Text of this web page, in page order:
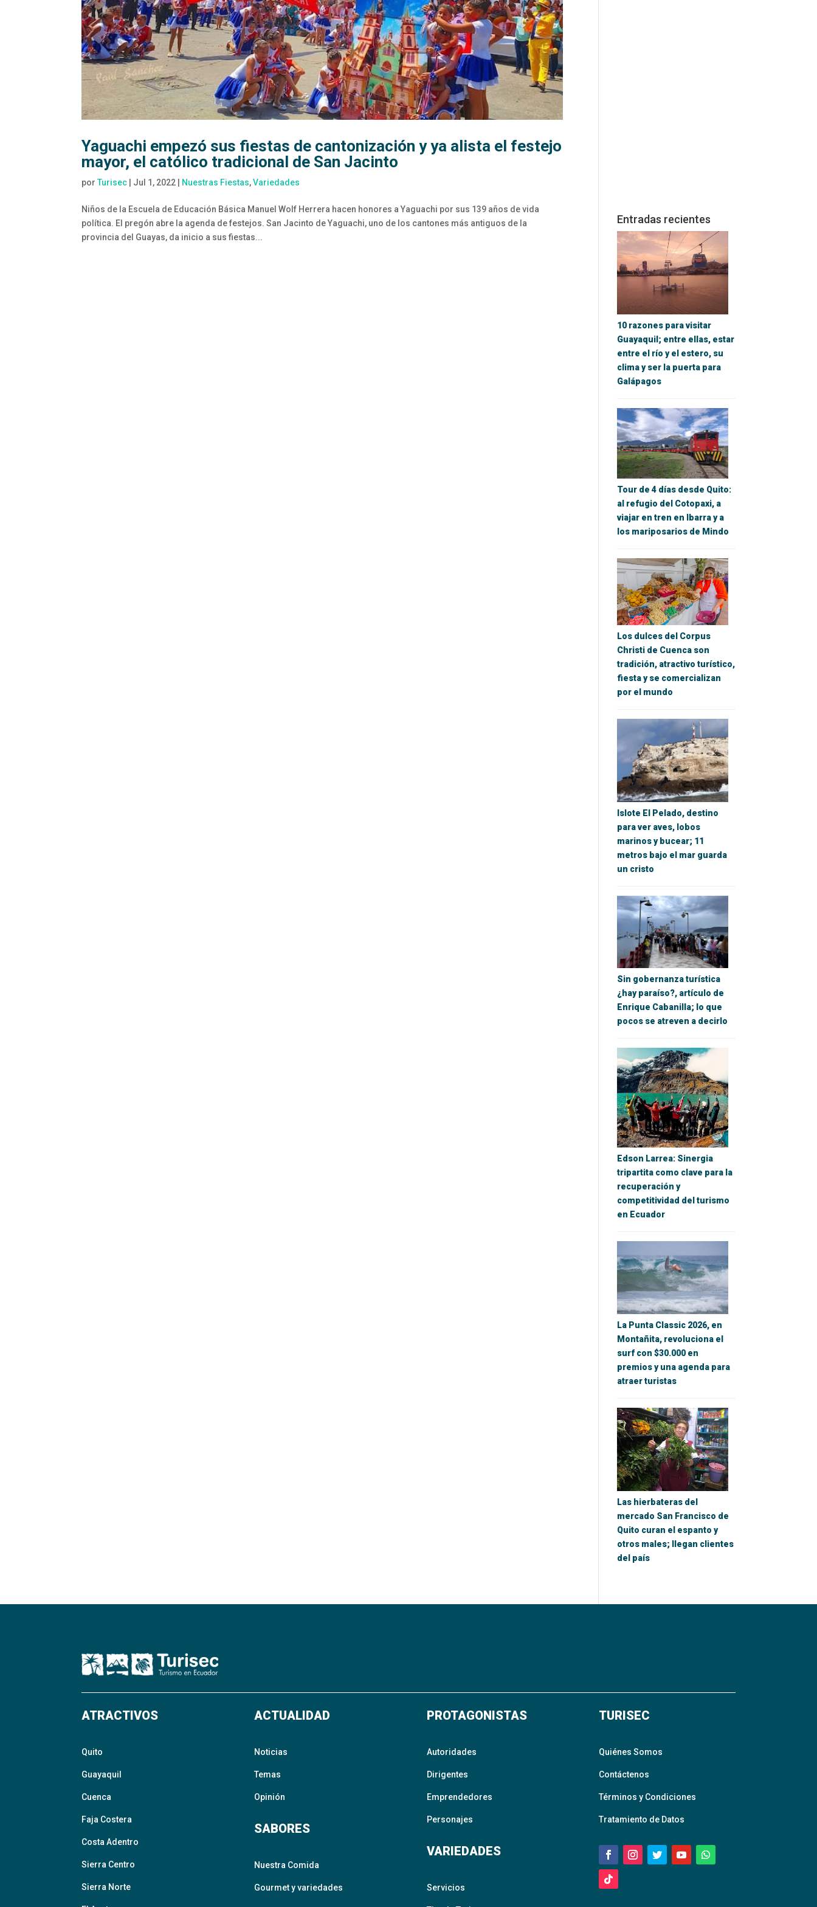
Yaguachi empezó sus fiestas de cantonización y ya alista el festejo
mayor, el católico tradicional de San Jacinto
porTurisec | Jul 1, 2022 | Nuestras Fiestas,Variedades
Niños de la Escuela de Educación Básica Manuel Wolf Herrera hacen honores a Yaguachi por sus 139 años de vida
política. El pregón abre la agenda de festejos. San Jacinto de Yaguachi, uno de los cantones más antiguos de la
provincia del Guayas, da inicio a sus fiestas...
Entradas recientes
10 razones para visitar
Guayaquil; entre ellas, estar
entre el río y el estero, su
clima y ser la puerta para
Galápagos
Tour de 4 días desde Quito:
al refugio del Cotopaxi, a
viajar en tren en Ibarra y a
los mariposarios de Mindo
Los dulces del Corpus
Christi de Cuenca son
tradición, atractivo turístico,
fiesta y se comercializan
por el mundo
Islote El Pelado, destino
para ver aves, lobos
marinos y bucear; 11
metros bajo el mar guarda
un cristo
Sin gobernanza turística
¿hay paraíso?, artículo de
Enrique Cabanilla; lo que
pocos se atreven a decirlo
Edson Larrea: Sinergia
tripartita como clave para la
recuperación y
competitividad del turismo
en Ecuador
La Punta Classic 2026, en
Montañita, revoluciona el
surf con $30.000 en
premios y una agenda para
atraer turistas
Las hierbateras del
mercado San Francisco de
Quito curan el espanto y
otros males; llegan clientes
del país
ATRACTIVOS
Quito
Guayaquil
Cuenca
Faja Costera
Costa Adentro
Sierra Centro
Sierra Norte
ACTUALIDAD
Noticias
Temas
Opinión
SABORES
Nuestra Comida
Gourmet y variedades
PROTAGONISTAS
Autoridades
Dirigentes
Emprendedores
Personajes
VARIEDADES
Servicios
TURISEC
Quiénes Somos
Contáctenos
Términos y Condiciones
Tratamiento de Datos